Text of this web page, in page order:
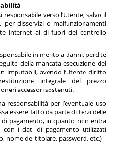
verso l’Utente, salvo il
disservizi o malfunzionamenti
internet al di fuori del controllo
in merito a danni, perdite
della mancata esecuzione del
imputabili, avendo l’Utente diritto
integrale del prezzo
accessori sostenuti.
responsabilità per l’eventuale uso
essere fatto da parte di terzi delle
pagamento, in quanto non entra
i dati di pagamento utilizzati
nome del titolare, password, etc.)